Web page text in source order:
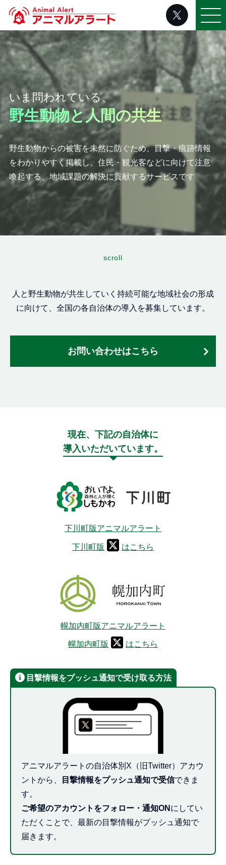
いま問われている、
野生動物と人間の共生
野生動物からの被害を未然に防ぐため、目撃・痕跡情報
をわかりやすく掲載し、住民・観光客などに向けて注意
喚起する、地域課題の解決に貢献するサービスです
scroll
人と野生動物が共生していく持続可能な地域社会の形成
に向けて、全国の各自治体の導入を募集しています。
お問い合わせはこちら
現在、下記の自治体に
導入いただいています。
下川町版アニマルアラート
下川町版 はこちら
幌加内町版アニマルアラート
幌加内町版 はこちら
目撃情報をプッシュ通知で受け取る方法
アニマルアラートの自治体別X（旧Twitter）アカウ
ントから、
目撃情報をプッシュ通知で受信できま
す。
ご希望のアカウントをフォロー・通知ON にしてい
ただくことで、最新の目撃情報がプッシュ通知で
届きます。